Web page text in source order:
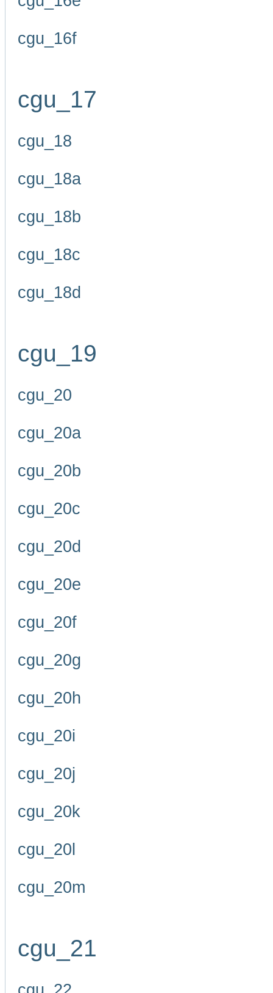
cgu_16f
cgu_17
cgu_18
cgu_18a
cgu_18b
cgu_18c
cgu_18d
cgu_19
cgu_20
cgu_20a
cgu_20b
cgu_20c
cgu_20d
cgu_20e
cgu_20f
cgu_20g
cgu_20h
cgu_20i
cgu_20j
cgu_20k
cgu_20l
cgu_20m
cgu_21